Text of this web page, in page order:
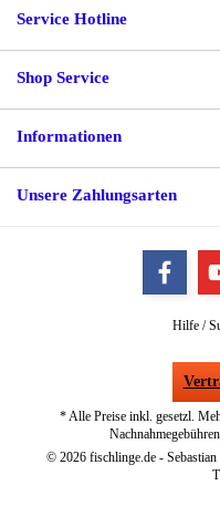
Service Hotline
Shop Service
Informationen
Unsere Zahlungsarten
Hilfe /
* Alle Preise inkl. gesetzl.
© 2026 fischlinge.de -